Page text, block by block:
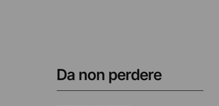
Da non perdere